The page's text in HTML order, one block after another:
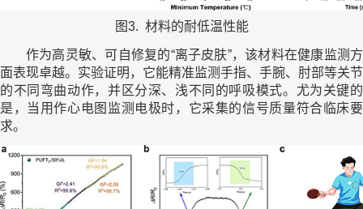
图3. 材料的耐低温性能
作为高灵敏、可自修复的“离子皮肤”，该材料在健康监测方
面表现卓越。实验证明，它能精准监测手指、手腕、肘部等关节
的不同弯曲动作，并区分深、浅不同的呼吸模式。尤为关键的
是，当用作心电图监测电极时，它采集的信号质量符合临床要
求。